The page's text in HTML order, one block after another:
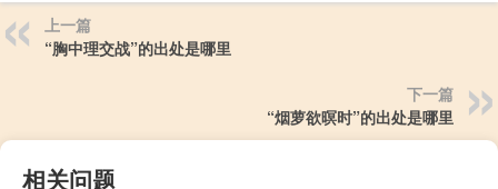
上一篇
“胸中理交战”的出处是哪里
下一篇
“烟萝欲暝时”的出处是哪里
相关问题